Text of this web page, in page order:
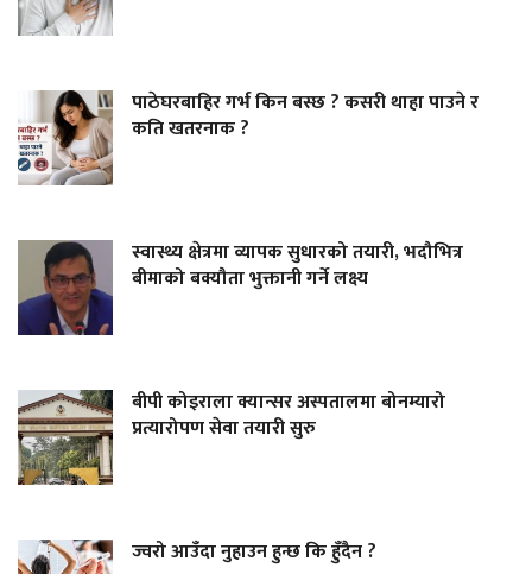
पाठेघरबाहिर गर्भ किन बस्छ ? कसरी थाहा पाउने र
कति खतरनाक ?
स्वास्थ्य क्षेत्रमा व्यापक सुधारको तयारी, भदौभित्र
बीमाको बक्यौता भुक्तानी गर्ने लक्ष्य
बीपी कोइराला क्यान्सर अस्पतालमा बोनम्यारो
प्रत्यारोपण सेवा तयारी सुरु
ज्वरो आउँदा नुहाउन हुन्छ कि हुँदैन ?